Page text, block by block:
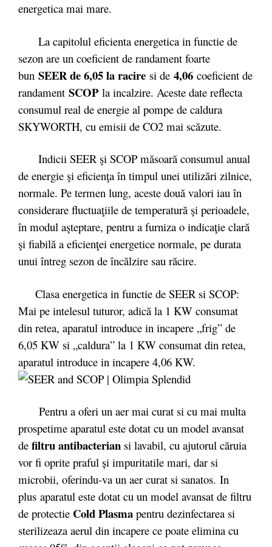
energetica mai mare.
La capitolul eficienta energetica in functie de
sezon are un coeficient de randament foarte
bun SEER de 6,05 la racire si de 4,06 coeficient de
randament SCOP la incalzire. Aceste date reflecta
consumul real de energie al pompe de caldura
SKYWORTH, cu emisii de CO2 mai scăzute.
Indicii SEER şi SCOP măsoară consumul anual
de energie şi eficienţa în timpul unei utilizări zilnice,
normale. Pe termen lung, aceste două valori iau în
considerare fluctuaţiile de temperatură şi perioadele,
în modul aşteptare, pentru a furniza o indicaţie clară
şi fiabilă a eficienţei energetice normale, pe durata
unui întreg sezon de încălzire sau răcire.
Clasa energetica in functie de SEER si SCOP:
Mai pe intelesul tuturor, adică la 1 KW consumat
din retea, aparatul introduce in incapere „frig” de
6,05 KW si „caldura” la 1 KW consumat din retea,
aparatul introduce in incapere 4,06 KW.
Pentru a oferi un aer mai curat si cu mai multa
prospetime aparatul este dotat cu un model avansat
de filtru antibacterian si lavabil, cu ajutorul căruia
vor fi oprite praful și impuritatile mari, dar si
microbii, oferindu-va un aer curat si sanatos. In
plus aparatul este dotat cu un model avansat de filtru
de protectie Cold Plasma pentru dezinfectarea si
sterilizeaza aerul din incapere ce poate elimina cu